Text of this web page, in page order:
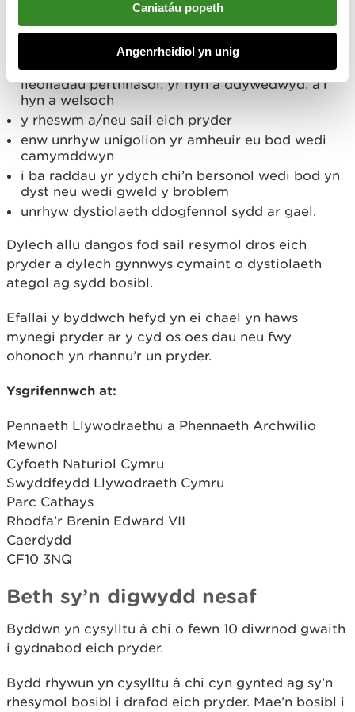
Caniatáu popeth
Angenrheidiol yn unig
Dylech amlinellu’r canlynol:
natur, cefndir a’r hanes y tu ôl i’ch pryder, gan
ddarparu unrhyw enwau, dyddiadau, amseroedd,
lleoliadau perthnasol, yr hyn a ddywedwyd, a’r
hyn a welsoch
y rheswm a/neu sail eich pryder
enw unrhyw unigolion yr amheuir eu bod wedi
camymddwyn
i ba raddau yr ydych chi’n bersonol wedi bod yn
dyst neu wedi gweld y broblem
unrhyw dystiolaeth ddogfennol sydd ar gael.
Dylech allu dangos fod sail resymol dros eich
pryder a dylech gynnwys cymaint o dystiolaeth
ategol ag sydd bosibl.
Efallai y byddwch hefyd yn ei chael yn haws
mynegi pryder ar y cyd os oes dau neu fwy
ohonoch yn rhannu’r un pryder.
Ysgrifennwch at:
Pennaeth Llywodraethu a Phennaeth Archwilio
Mewnol
Cyfoeth Naturiol Cymru
Swyddfeydd Llywodraeth Cymru
Parc Cathays
Rhodfa’r Brenin Edward VII
Caerdydd
CF10 3NQ
Beth sy’n digwydd nesaf
Byddwn yn cysylltu â chi o fewn 10 diwrnod gwaith
i gydnabod eich pryder.
Bydd rhywun yn cysylltu â chi cyn gynted ag sy’n
rhesymol bosibl i drafod eich pryder. Mae’n bosibl i